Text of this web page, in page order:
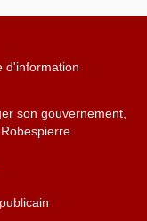
d'information
son gouvernement,